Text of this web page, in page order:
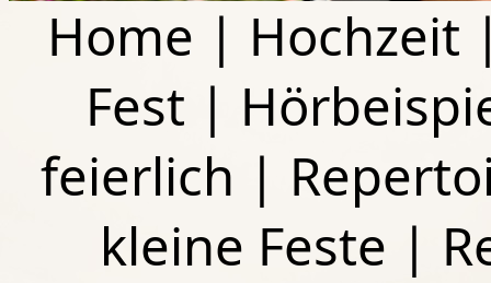
Home | Hochzeit
Fest |
feierlich |
kleine Feste |